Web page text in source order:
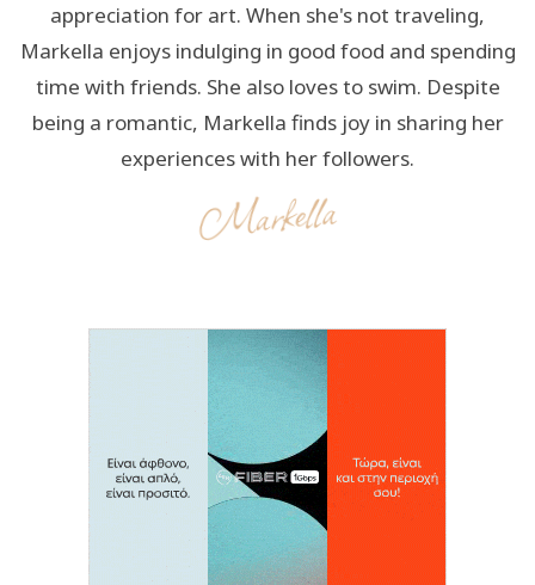
appreciation for art. When she's not traveling,
Markella enjoys indulging in good food and spending
time with friends. She also loves to swim. Despite
being a romantic, Markella finds joy in sharing her
experiences with her followers.